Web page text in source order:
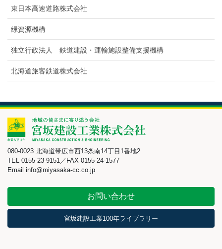
東日本高速道路株式会社
緑資源機構
独立行政法人 鉄道建設・運輸施設整備支援機構
北海道旅客鉄道株式会社
080-0023 北海道帯広市西13条南14丁目1番地2
TEL 0155-23-9151／FAX 0155-24-1577
Email info@miyasaka-cc.co.jp
お問い合わせ
宮坂建設工業100年ライブラリー